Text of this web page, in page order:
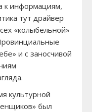
к информациям,
тут драйвер
«колыбельной»
и с заносчивой
культурной
был